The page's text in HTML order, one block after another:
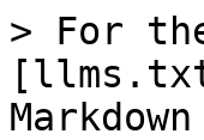
> For